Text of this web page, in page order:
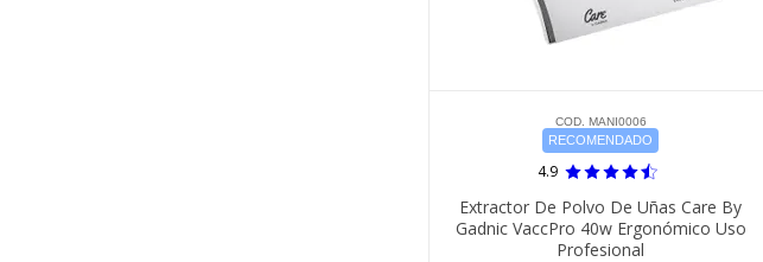
COD. MANI0006
RECOMENDADO
4.9
Extractor De Polvo De Uñas Care By
Gadnic VaccPro 40w Ergonómico Uso
Profesional